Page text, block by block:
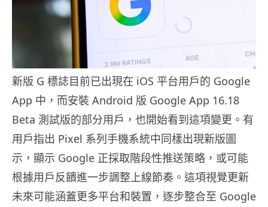
新版 G 標誌目前已出現在 iOS 平台用戶的 Google
App 中，而安裝 Android 版 Google App 16.18
Beta 測試版的部分用戶，也開始看到這項變更。有
用戶指出 Pixel 系列手機系統中同樣出現新版圖
示，顯示 Google 正採取階段性推送策略，或可能
根據用戶反饋進一步調整上線節奏。這項視覺更新
未來可能涵蓋更多平台和裝置，逐步整合至 Google